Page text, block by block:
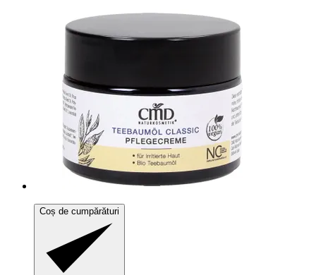
Coș de cumpărături